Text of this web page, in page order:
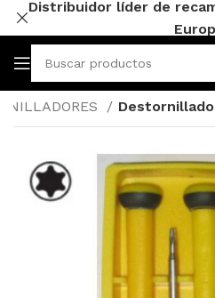
Distribuidor líder de